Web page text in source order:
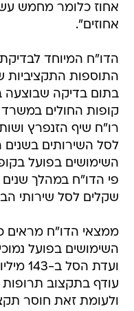
אחוז כלומר מחמש
אחוזים".
הדו"ח המיוחד
התוספות התקציביות
בתום בדיקה שבוצעה
קופות החולים
רו"ח שיף הזנפרץ
שקלים לסל שירותי
השימושים בפועל
ועדת
ולעומת זאת חוסר